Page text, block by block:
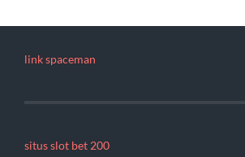
link spaceman
situs slot bet 200